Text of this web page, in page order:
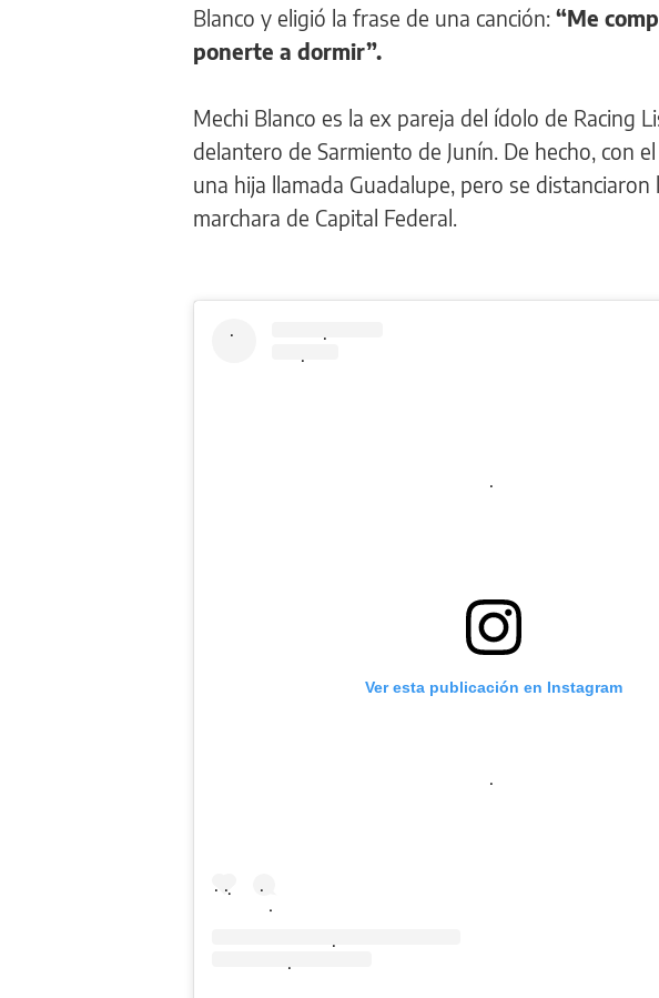
Blanco y eligió la frase de una canción: “Me
ponerte a dormir”.
Mechi Blanco es la ex pareja del ídolo de Racing
delantero de Sarmiento de Junín. De hecho, con
una hija llamada Guadalupe, pero se
marchara de Capital Federal.
.
.
.
.
Ver esta publicación en Instagram
.
..
. .
.
.
.